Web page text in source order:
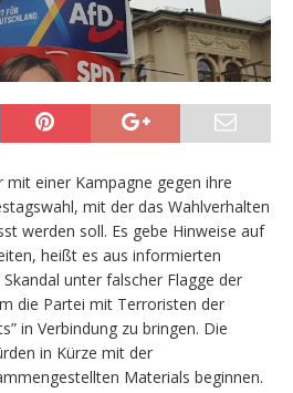
einer Kampagne gegen ihre
mit der das Wahlverhalten
werden soll. Es gebe Hinweise auf
heißt es aus informierten
unter falscher Flagge der
die Partei mit Terroristen der
in Verbindung zu bringen. Die
in Kürze mit der
Materials beginnen.